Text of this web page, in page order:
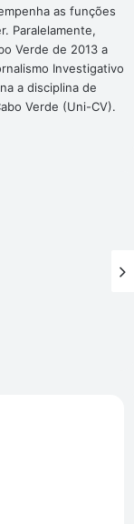
as funções
Paralelamente,
Verde de 2013 a
Investigativo
a disciplina de
Verde (Uni-CV).